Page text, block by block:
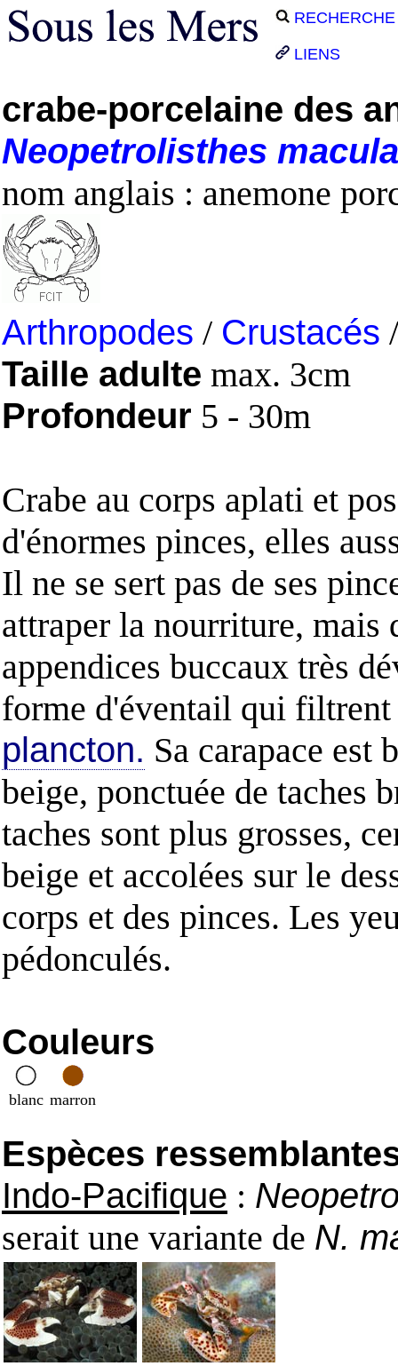
RECHERCHE
LIENS
crabe-porcelaine des
Neopetrolisthes
nom anglais : anemone
Arthropodes / Crustacés
Taille adulte max. 3cm
Profondeur 5 - 30m
Crabe au corps aplati et
d'énormes pinces, elles
Il ne se sert pas de ses
attraper la nourriture, mais
appendices buccaux très
forme d'éventail qui
plancton. Sa carapace est
beige, ponctuée de taches
taches sont plus grosses,
beige et accolées sur le
corps et des pinces. Les
pédonculés.
Couleurs
blanc marron
Espèces
Indo-Pacifique :
serait une variante de N.